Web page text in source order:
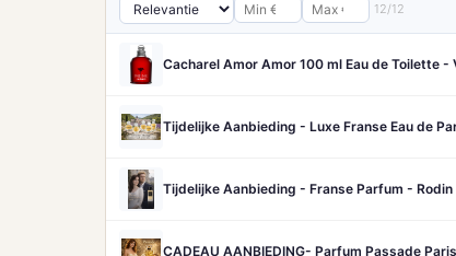
12/12
Cacharel Amor Amor 100 ml Eau de Toilette -
Tijdelijke Aanbieding - Luxe Franse Eau de
Tijdelijke Aanbieding - Franse Parfum -
CADEAU AANBIEDING- Parfum Passade